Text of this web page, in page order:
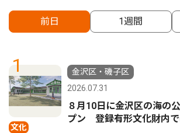
前日 1週間
1
文化
金沢区・磯子区
2026.07.31
８月10日に金沢区の海の
プン 登録有形文化財内